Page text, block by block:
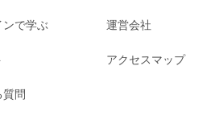
ンで学ぶ
質問
運営会社
アクセスマップ